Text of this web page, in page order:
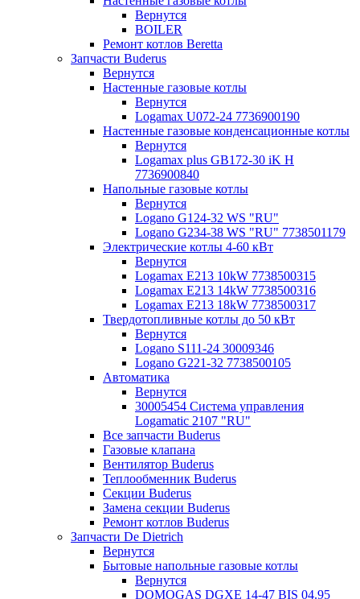
Вернутся
BOILER
Ремонт котлов Beretta
Запчасти Buderus
Вернутся
Настенные газовые котлы
Вернутся
Logamax U072-24 7736900190
Настенные газовые конденсационные котлы
Вернутся
Logamax plus GB172-30 iK H
7736900840
Напольные газовые котлы
Вернутся
Logano G124-32 WS "RU"
Logano G234-38 WS "RU" 7738501179
Электрические котлы 4-60 кВт
Вернутся
Logamax E213 10kW 7738500315
Logamax E213 14kW 7738500316
Logamax E213 18kW 7738500317
Твердотопливные котлы до 50 кВт
Вернутся
Logano S111-24 30009346
Logano G221-32 7738500105
Автоматика
Вернутся
30005454 Система управления
Logamatic 2107 "RU"
Все запчасти Buderus
Газовые клапана
Вентилятор Buderus
Теплообменник Buderus
Секции Buderus
Замена секции Buderus
Ремонт котлов Buderus
Запчасти De Dietrich
Вернутся
Бытовые напольные газовые котлы
Вернутся
DOMOGAS DGXE 14-47 BIS 04.95